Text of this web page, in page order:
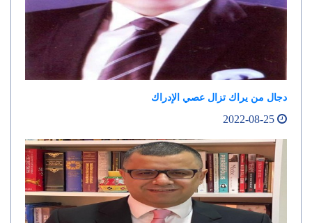
دجال من يراك تزال عصي الإدراك